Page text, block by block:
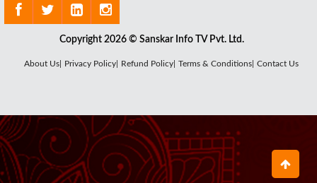
Copyright 2026 © Sanskar Info TV Pvt. Ltd.
About Us| Privacy Policy| Refund Policy| Terms & Conditions| Contact Us